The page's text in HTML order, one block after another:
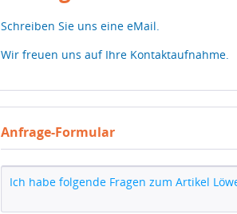
Schreiben Sie uns eine eMail.
Wir freuen uns auf Ihre Kontaktaufnahme.
Anfrage-Formular